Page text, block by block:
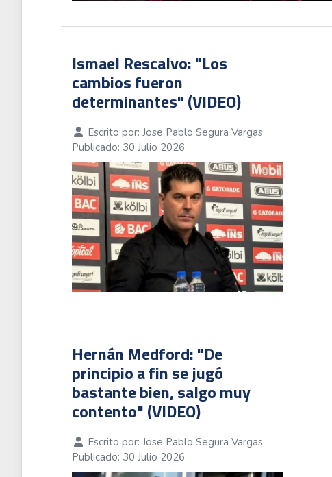
Ismael Rescalvo: "Los
cambios fueron
determinantes" (VIDEO)
Escrito por: Jose Pablo Segura Vargas
Publicado: 30 Julio 2026
Hernán Medford: "De
principio a fin se jugó
bastante bien, salgo muy
contento" (VIDEO)
Escrito por: Jose Pablo Segura Vargas
Publicado: 30 Julio 2026